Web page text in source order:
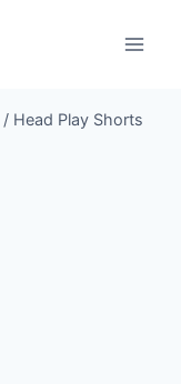
/ Head Play Shorts